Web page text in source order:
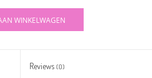
WINKELWAGEN
Reviews (0)